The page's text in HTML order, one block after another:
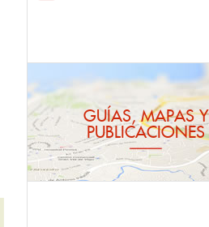
GUÍAS, MAPAS Y
PUBLICACIONES